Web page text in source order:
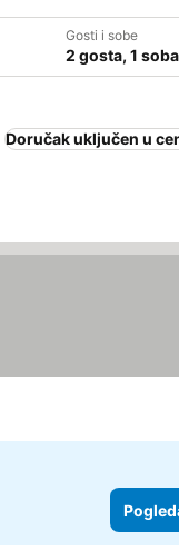
Gosti i sobe
2 gosta, 1
Doručak uključen u